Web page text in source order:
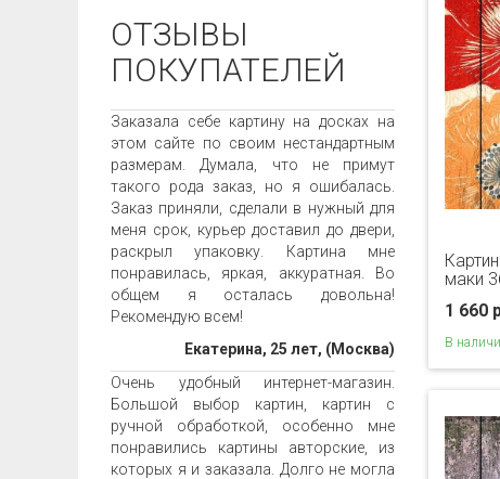
маки
1 660
В
ОТЗЫВЫ
ПОКУПАТЕЛЕЙ
Заказала себе картину на досках на
этом сайте по своим нестандартным
размерам. Думала, что не примут
такого рода заказ, но я ошибалась.
Заказ приняли, сделали в нужный для
меня срок, курьер доставил до двери,
раскрыл упаковку. Картина мне
понравилась, яркая, аккуратная. Во
общем я осталась довольна!
Рекомендую всем!
Екатерина, 25 лет, (Москва)
Очень удобный интернет-магазин.
Большой выбор картин, картин с
ручной обработкой, особенно мне
понравились картины авторские, из
которых я и заказала. Долго не могла